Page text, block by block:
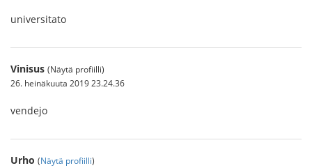
universitato
Vinisus (Näytä profiilli)
26. heinäkuuta 2019 23.24.36
vendejo
Urho (Näytä profiilli)